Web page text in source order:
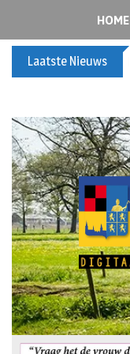
HOME
Laatste Nieuws